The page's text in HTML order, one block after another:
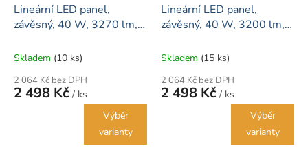
Lineární LED panel,
závěsný, 40 W, 3270 lm,
SAMSUNG LED
Skladem (10 ks)
2 064 Kč bez DPH
2 498 Kč / ks
Výběr
varianty
Lineární LED panel,
závěsný, 40 W, 3200 lm,
Skladem (15 ks)
2 064 Kč bez DPH
2 498 Kč / ks
Výběr
varianty